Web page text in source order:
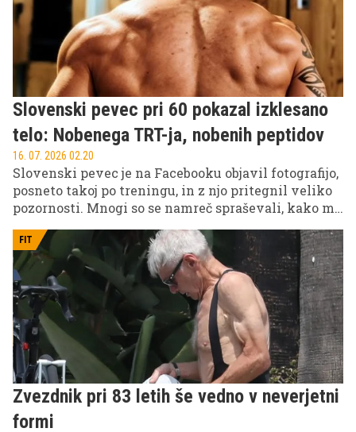
Slovenski pevec pri 60 pokazal izklesano
telo: Nobenega TRT-ja, nobenih peptidov
16. 07. 2026 02.20
Slovenski pevec je na Facebooku objavil fotografijo,
posneto takoj po treningu, in z njo pritegnil veliko
pozornosti. Mnogi so se namreč spraševali, kako mu
postavo.
FIT
Zvezdnik pri 83 letih še vedno v neverjetni
formi